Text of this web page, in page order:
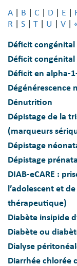
A B C D E
R
S T U V
Déficit congénital
Déficit congénital
Déficit en alpha-
Dégénérescence
Dénutrition
Dépistage de la
(marqueurs
Dépistage
Dépistage
DIAB-eCARE :
l’adolescent et
thérapeutique)
Diabète insipide
Diabète ou
Dialyse
Diarrhée chlorée